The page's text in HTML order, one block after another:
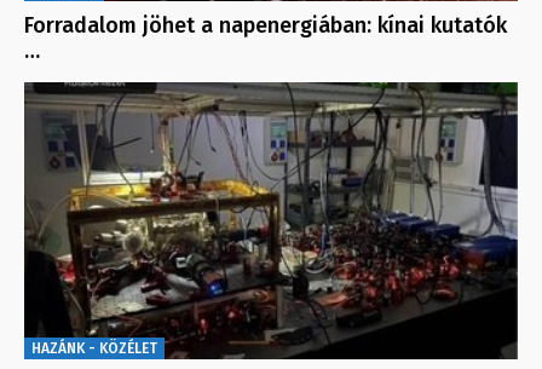
Forradalom jöhet a napenergiában: kínai kutatók
…
HAZÁNK - KÖZÉLET